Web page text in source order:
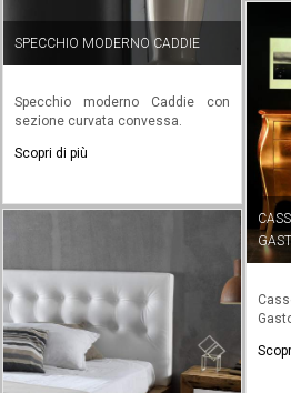
SPECCHIO MODERNO CADDIE
Specchio moderno Caddie con
sezione curvata convessa.
Scopri di più